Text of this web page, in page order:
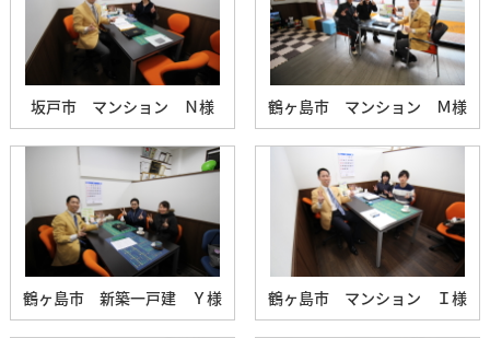
坂戸市 マンション Ｎ様 鶴ヶ島市 マンション Ｍ様
鶴ヶ島市 新築一戸建 Ｙ様 鶴ヶ島市 マンション Ｉ様